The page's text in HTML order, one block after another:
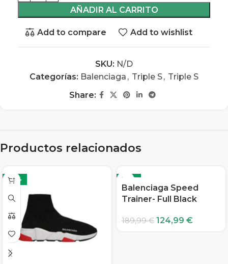
AÑADIR AL CARRITO
Add to compare Add to wishlist
SKU: N/D
Categorías: Balenciaga , Triple S, Triple S
Share:
Productos relacionados
-34% -34%
Balenciaga Speed
Trainer- Full Black
189,99€ 124,99 €